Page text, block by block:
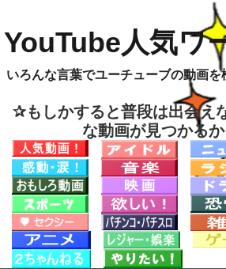
YouTube人気ワ
いろんな言葉でユーチューブの動画
✰もしかすると普段は出会え
な動画が見つかる